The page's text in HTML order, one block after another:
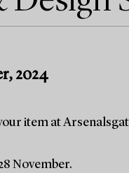
2024
item at
November.